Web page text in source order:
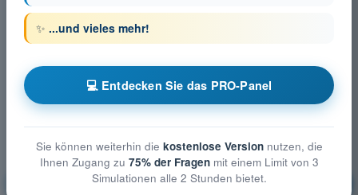
Meteorologie Ausbildung!
✨ ...und vieles mehr!
💻 Entdecken Sie das PRO-Panel
Sie können weiterhin die kostenlose Versionnutzen, die
Ihnen Zugang zu 75% der Fragenmit einem Limit von 3
Simulationen alle 2 Stunden bietet.